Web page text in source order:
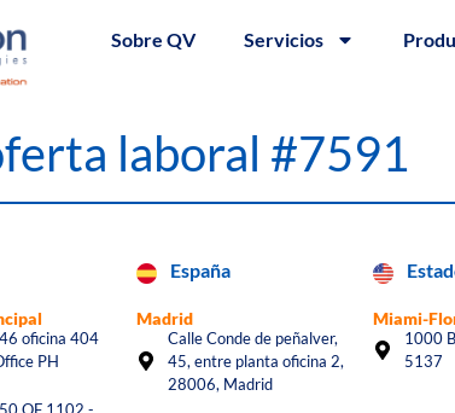
Sobre QV Servicios
laboral #7591
oficina 404
PH
OF 1102 -
España
Madrid
Calle Conde de peñalver,
45, entre planta oficina 2,
28006, Madrid
Miami-
1000
5137